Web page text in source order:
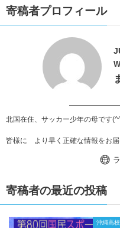
寄稿者プロフィール
北国在住、サッカー少年の母です
皆様に より早く正確な情報をお
寄稿者の最近の投稿
沖縄高